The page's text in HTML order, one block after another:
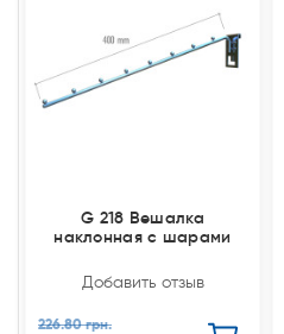
G 218 Вешалка
наклонная с шарами
Добавить отзыв
226.80 грн.